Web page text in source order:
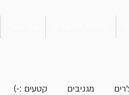
מגניבים קטעים :-)